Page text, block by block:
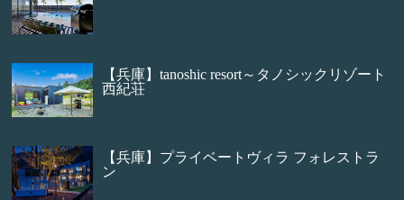
【兵庫】tanoshic resort～タノシックリゾート
西紀荘
【兵庫】プライベートヴィラ フォレストラ
ン